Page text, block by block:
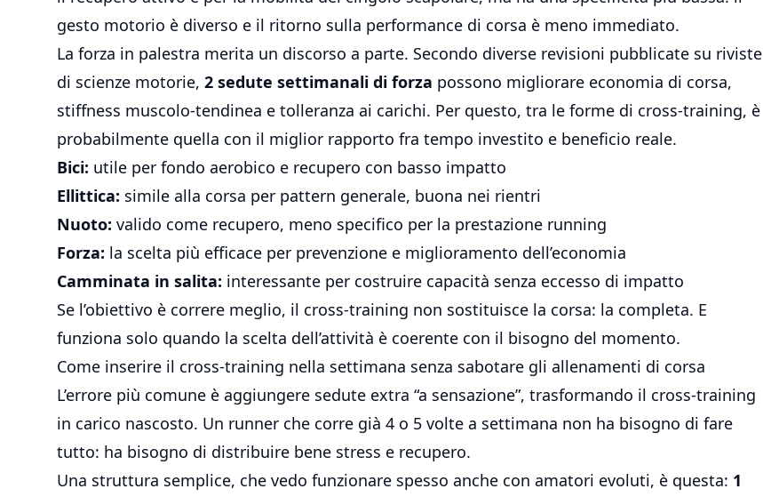
gesto motorio è diverso e il ritorno sulla performance di corsa è meno immediato.
La forza in palestra merita un discorso a parte. Secondo diverse revisioni pubblicate su riviste
di scienze motorie, 2 sedute settimanali di forza possono migliorare economia di corsa,
stiffness muscolo-tendinea e tolleranza ai carichi. Per questo, tra le forme di cross-training, è
probabilmente quella con il miglior rapporto fra tempo investito e beneficio reale.
Bici: utile per fondo aerobico e recupero con basso impatto
Ellittica: simile alla corsa per pattern generale, buona nei rientri
Nuoto: valido come recupero, meno specifico per la prestazione running
Forza: la scelta più efficace per prevenzione e miglioramento dell’economia
Camminata in salita: interessante per costruire capacità senza eccesso di impatto
Se l’obiettivo è correre meglio, il cross-training non sostituisce la corsa: la completa. E
funziona solo quando la scelta dell’attività è coerente con il bisogno del momento.
Come inserire il cross-training nella settimana senza sabotare gli allenamenti di corsa
L’errore più comune è aggiungere sedute extra “a sensazione”, trasformando il cross-training
in carico nascosto. Un runner che corre già 4 o 5 volte a settimana non ha bisogno di fare
tutto: ha bisogno di distribuire bene stress e recupero.
Una struttura semplice, che vedo funzionare spesso anche con amatori evoluti, è questa: 1